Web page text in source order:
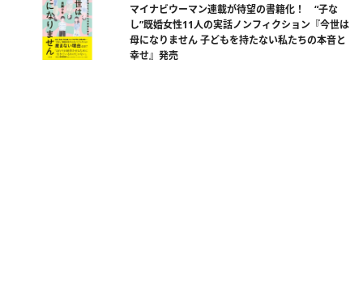
マイナビウーマン連載が待望の書籍化！ “子な
し”既婚女性11人の実話ノンフィクション『今世は
母になりません 子どもを持たない私たちの本音と
幸せ』発売